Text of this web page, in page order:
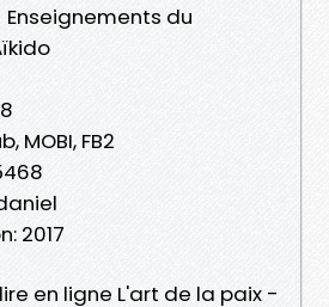
du
MOBI, FB2
2017
en ligne L'art de la paix -